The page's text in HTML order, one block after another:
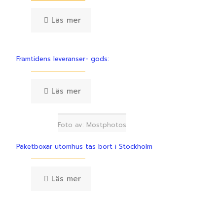
Läs mer
Framtidens leveranser- gods:
Läs mer
Foto av: Mostphotos
Paketboxar utomhus tas bort i Stockholm
Läs mer